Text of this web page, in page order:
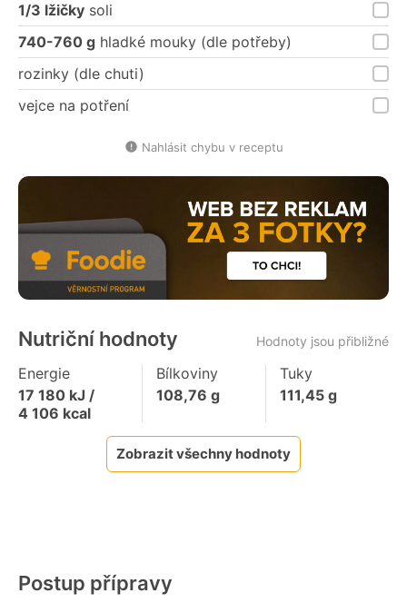
1/3 lžičky soli
740-760 g hladké mouky (dle potřeby)
rozinky (dle chuti)
vejce na potření
Nahlásit chybu v receptu
Nutriční hodnoty Hodnoty jsou přibližné
Energie
17 180 kJ /
4 106 kcal
Bílkoviny
108,76 g
Tuky
111,45g
Zobrazit všechny hodnoty
Postup přípravy